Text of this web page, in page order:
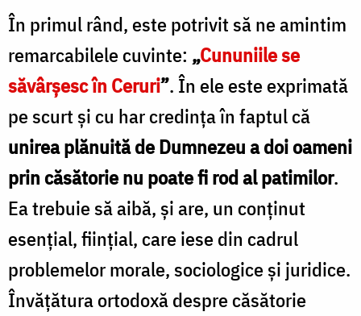
În primul rând, este potrivit să ne amintim
remarcabilele cuvinte: „Cununiile se
săvârşesc în Ceruri”. În ele este exprimată
pe scurt şi cu har credinţa în faptul că
unirea plănuită de Dumnezeu a doi oameni
prin căsătorie nu poate fi rod al patimilor.
Ea trebuie să aibă, şi are, un conținut
esenţial, fiinţial, care iese din cadrul
problemelor morale, sociologice şi juridice.
Învăţătura ortodoxă despre căsătorie